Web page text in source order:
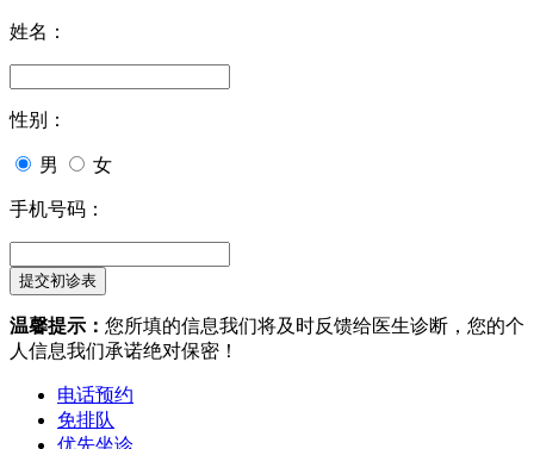
姓名：
性别：
男 女
手机号码：
温馨提示： 您所填的信息我们将及时反馈给医生诊断，您的个
人信息我们承诺绝对保密！
电话预约
免排队